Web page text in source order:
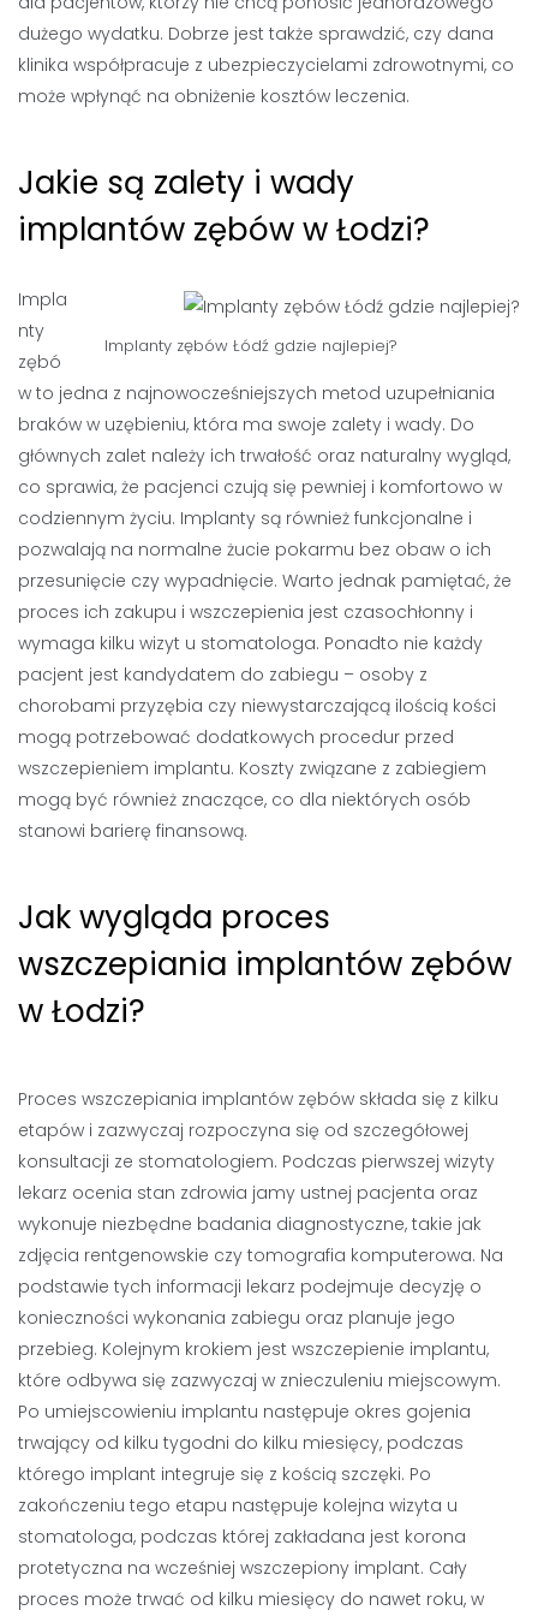
dużego wydatku. Dobrze jest także sprawdzić, czy dana
klinika współpracuje z ubezpieczycielami zdrowotnymi, co
może wpłynąć na obniżenie kosztów leczenia.
Jakie są zalety i wady
implantów zębów w Łodzi?
Implanty zębów Łódź gdzie najlepiej?
Impla
nty
zębó
w to jedna z najnowocześniejszych metod uzupełniania
braków w uzębieniu, która ma swoje zalety i wady. Do
głównych zalet należy ich trwałość oraz naturalny wygląd,
co sprawia, że pacjenci czują się pewniej i komfortowo w
codziennym życiu. Implanty są również funkcjonalne i
pozwalają na normalne żucie pokarmu bez obaw o ich
przesunięcie czy wypadnięcie. Warto jednak pamiętać, że
proces ich zakupu i wszczepienia jest czasochłonny i
wymaga kilku wizyt u stomatologa. Ponadto nie każdy
pacjent jest kandydatem do zabiegu – osoby z
chorobami przyzębia czy niewystarczającą ilością kości
mogą potrzebować dodatkowych procedur przed
wszczepieniem implantu. Koszty związane z zabiegiem
mogą być również znaczące, co dla niektórych osób
stanowi barierę finansową.
Jak wygląda proces
wszczepiania implantów zębów
w Łodzi?
Proces wszczepiania implantów zębów składa się z kilku
etapów i zazwyczaj rozpoczyna się od szczegółowej
konsultacji ze stomatologiem. Podczas pierwszej wizyty
lekarz ocenia stan zdrowia jamy ustnej pacjenta oraz
wykonuje niezbędne badania diagnostyczne, takie jak
zdjęcia rentgenowskie czy tomografia komputerowa. Na
podstawie tych informacji lekarz podejmuje decyzję o
konieczności wykonania zabiegu oraz planuje jego
przebieg. Kolejnym krokiem jest wszczepienie implantu,
które odbywa się zazwyczaj w znieczuleniu miejscowym.
Po umiejscowieniu implantu następuje okres gojenia
trwający od kilku tygodni do kilku miesięcy, podczas
którego implant integruje się z kością szczęki. Po
zakończeniu tego etapu następuje kolejna wizyta u
stomatologa, podczas której zakładana jest korona
protetyczna na wcześniej wszczepiony implant. Cały
proces może trwać od kilku miesięcy do nawet roku, w